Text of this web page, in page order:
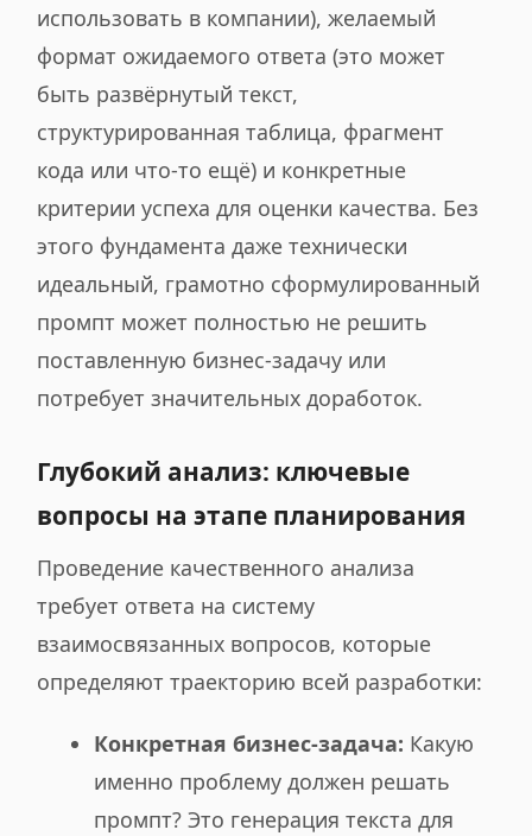
использовать в компании), желаемый
формат ожидаемого ответа (это может
быть развёрнутый текст,
структурированная таблица, фрагмент
кода или что-то ещё) и конкретные
критерии успеха для оценки качества. Без
этого фундамента даже технически
идеальный, грамотно сформулированный
промпт может полностью не решить
поставленную бизнес-задачу или
потребует значительных доработок.
Глубокий анализ: ключевые
вопросы на этапе планирования
Проведение качественного анализа
требует ответа на систему
взаимосвязанных вопросов, которые
определяют траекторию всей разработки:
Конкретная бизнес-задача: Какую
именно проблему должен решать
промпт? Это генерация текста для